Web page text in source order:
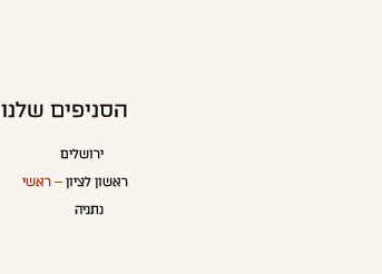
הסניפים שלנו
ירושלים
ראשון לציון – ראשי
נתניה